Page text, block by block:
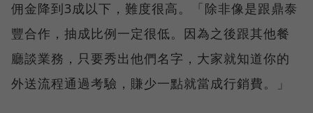
佣金降到3成以下，難度很高。「除非像是跟鼎泰
豐合作，抽成比例一定很低。因為之後跟其他餐
廳談業務，只要秀出他們名字，大家就知道你的
外送流程通過考驗，賺少一點就當成行銷費。」